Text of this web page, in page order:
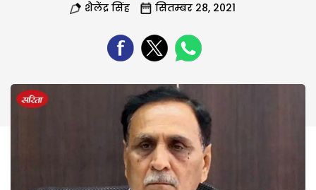
शैलेंद्र सिंह सितम्बर 28, 2021